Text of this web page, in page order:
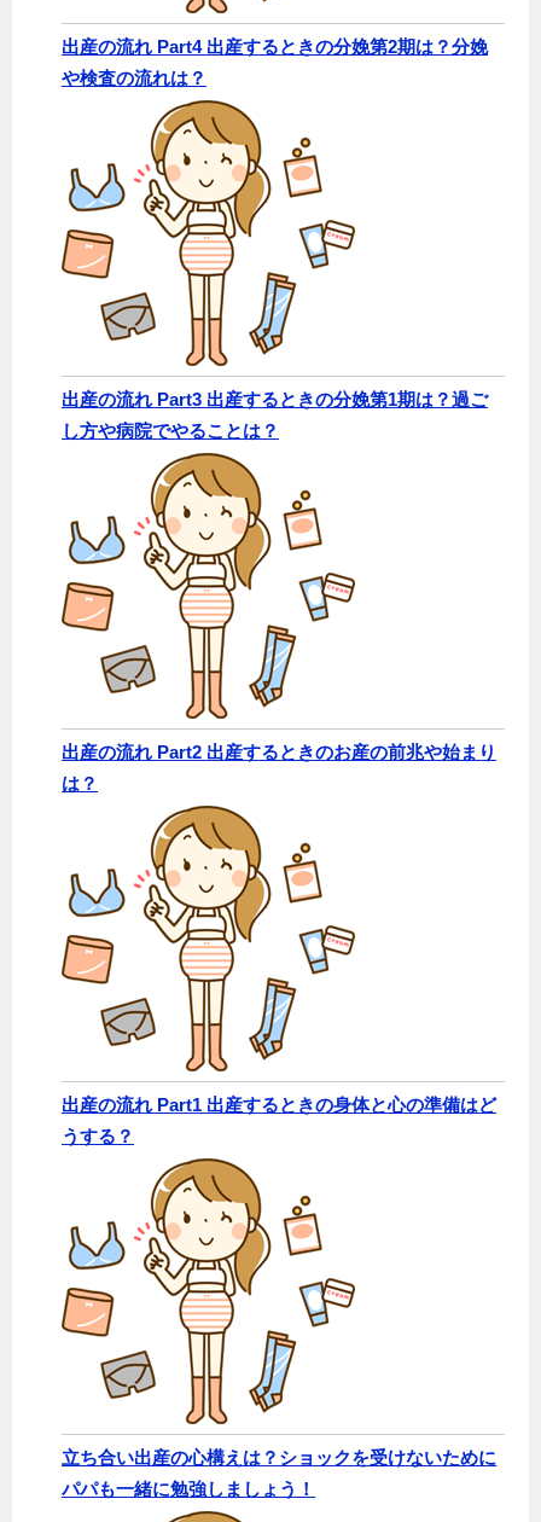
出産の流れ Part4 出産するときの分娩第2期は？分娩
や検査の流れは？
出産の流れ Part3 出産するときの分娩第1期は？過ご
し方や病院でやることは？
出産の流れ Part2 出産するときのお産の前兆や始まり
は？
出産の流れ Part1 出産するときの身体と心の準備はど
うする？
立ち合い出産の心構えは？ショックを受けないために
パパも一緒に勉強しましょう！